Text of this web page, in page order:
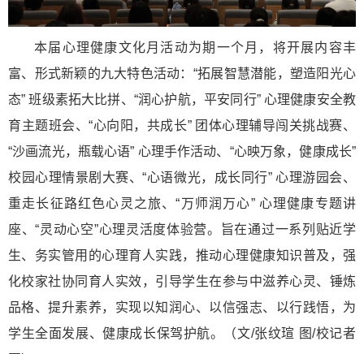
本届心理健康文化月活动为期一个月，将开展内容丰
富、形式新颖的九大特色活动：“拓展智慧潜能，塑造阳光心
态” 班级素拓大比拼、“润心护航，平安同行” 心理健康安全教
育主题班会、“心向阳，共成长” 团体心理辅导闯关挑战赛、
“沙画流光，瓶载心语” 心理手作活动、“心映万象，健康成长”
校园心理情景剧大赛、“心语微光，成长同行” 心理游园会、
重走长征路红色心灵之旅、“万师润万心” 心理健康专题讲
座、“灵动心空”心理灵活度体验营。旨在通过一系列贴近学
生、务实管用的心理育人实践，推动心理健康知识普及，强
化校家社协同育人实效，引导学生在参与中滋养心灵、锤炼
品格、提升素养，实现以知润心、以信强志、以行践悟，为
学生全面发展、健康成长保驾护航。（文/张纹瑄 图/校记者